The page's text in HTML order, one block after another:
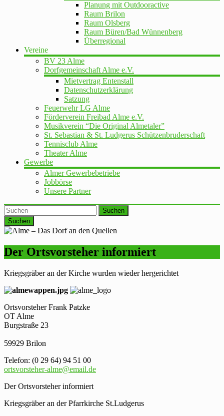
Planung mit Outdooractive
Raum Brilon
Raum Olsberg
Raum Büren/Bad Wünnenberg
Überregional
Vereine
BV 23 Alme
Dorfgemeinschaft Alme e.V.
Mietvertrag Entenstall
Datenschutzerklärung
Satzung
Feuerwehr LG Alme
Förderverein Freibad Alme e.V.
Musikverein “Die Original Almetaler”
St. Sebastian & St. Ludgerus Schützenbruderschaft
Tennisclub Alme
Theater Alme
Gewerbe
Almer Gewerbebetriebe
Jobbörse
Unsere Partner
Suchen
Der Ortsvorsteher informiert
Kriegsgräber an der Kirche wurden wieder hergerichtet
Ortsvorsteher Frank Patzke
OT Alme
Burgstraße 23
59929 Brilon
Telefon: (0 29 64) 94 51 00
ortsvorsteher-alme@email.de
Der Ortsvorsteher informiert
Kriegsgräber an der Pfarrkirche St.Ludgerus